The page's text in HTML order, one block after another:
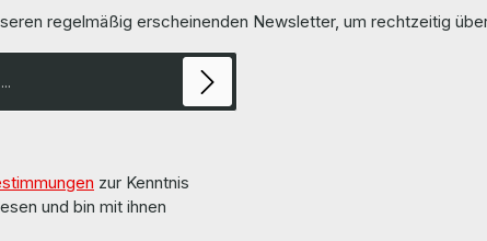
regelmäßig erscheinenden Newsletter, um rechtzeitig
zur Kenntnis
und bin mit ihnen